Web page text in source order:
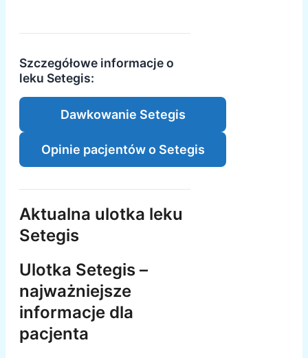
Szczegółowe informacje o
leku Setegis:
Dawkowanie Setegis
Opinie pacjentów o Setegis
Aktualna ulotka leku
Setegis
Ulotka Setegis –
najważniejsze
informacje dla
pacjenta